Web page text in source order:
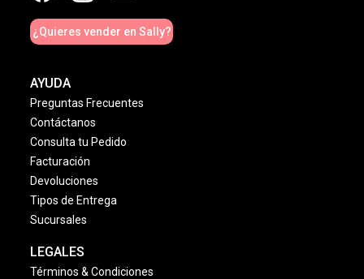
¿Quieres vender en Sally?
AYUDA
Preguntas Frecuentes
Contáctanos
Consulta tu Pedido
Facturación
Devoluciones
Tipos de Entrega
Sucursales
LEGALES
Términos & Condiciones